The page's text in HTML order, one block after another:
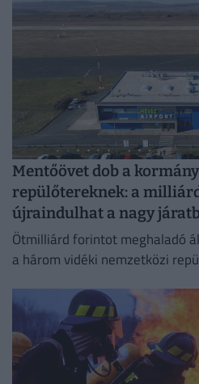
Mentőövet dob a
repülőtereknek: a
újraindulhat a nagy
Ötmilliárd forintot meghaladó
a három vidéki nemzetközi